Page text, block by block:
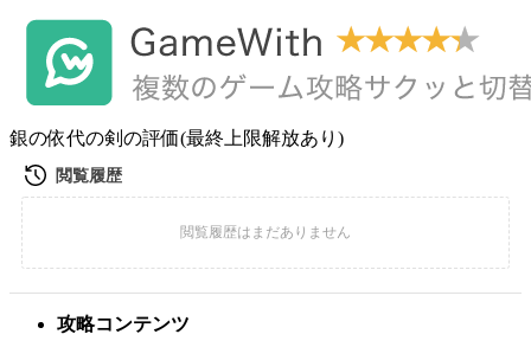
銀の依代の剣の評価(最終上限解放あり)
攻略コンテンツ